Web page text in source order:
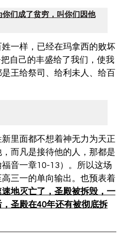
们成了贫穷，叫你们因他
一样，已经在玛拿西的败坏
自己的丰盛给了我们，使我
王给祭司、给利未人、给百
里面都不想着神无力为天正
而凡是接待他的人，那都是
音一章10-13）。所以这场
三一的单向输出。也预表着
地灭亡了，圣殿被拆毁，一
圣殿在40年还有被彻底拆